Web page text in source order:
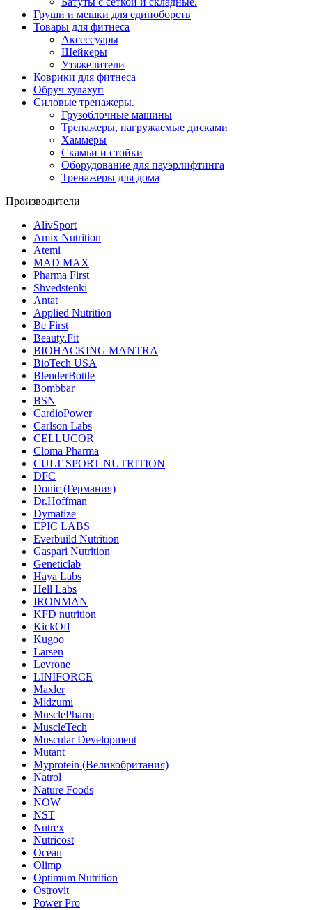
Груши и мешки для единоборств
Товары для фитнеса
Aксессуары
Шейкеры
Утяжелители
Коврики для фитнеса
Обруч хулахуп
Силовые тренажеры.
Грузоблочные машины
Тренажеры, нагружаемые дисками
Хаммеры
Скамьи и стойки
Оборудование для пауэрлифтинга
Тренажеры для дома
Производители
AlivSport
Amix Nutrition
Atemi
MAD MAX
Pharma First
Shvedstenki
Antat
Applied Nutrition
Be First
Beauty.Fit
BIOHACKING MANTRA
BioTech USA
BlenderBottle
Bombbar
BSN
CardioPower
Carlson Labs
CELLUCOR
Cloma Pharma
CULT SPORT NUTRITION
DFC
Donic (Германия)
Dr.Hoffman
Dymatize
EPIC LABS
Everbuild Nutrition
Gaspari Nutrition
Geneticlab
Haya Labs
Hell Labs
IRONMAN
KFD nutrition
KickOff
Kugoo
Larsen
Levrone
LINIFORCE
Maxler
Midzumi
MusclePharm
MuscleTech
Muscular Development
Mutant
Myprotein (Великобритания)
Natrol
Nature Foods
NOW
NST
Nutrex
Nutricost
Ocean
Olimp
Optimum Nutrition
Ostrovit
Power Pro